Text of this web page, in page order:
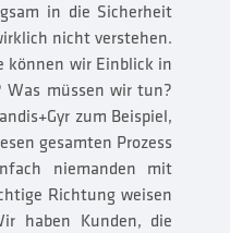
in die Sicherheit
nicht verstehen.
können wir Einblick in
Was müssen wir tun?
zum Beispiel,
gesamten Prozess
niemanden mit
Richtung weisen
haben Kunden, die